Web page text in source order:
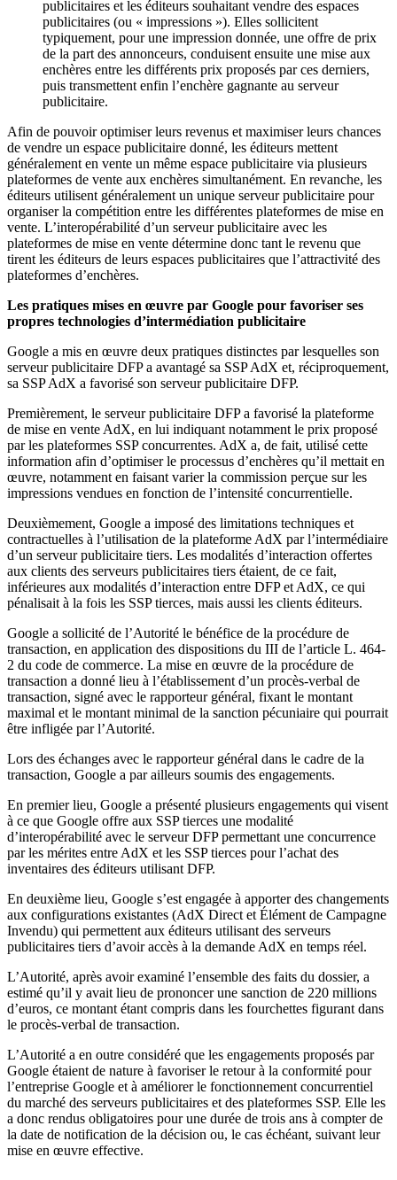
publicitaires et les éditeurs souhaitant vendre des espaces
publicitaires (ou « impressions »). Elles sollicitent
typiquement, pour une impression donnée, une offre de prix
de la part des annonceurs, conduisent ensuite une mise aux
enchères entre les différents prix proposés par ces derniers,
puis transmettent enfin l’enchère gagnante au serveur
publicitaire.
Afin de pouvoir optimiser leurs revenus et maximiser leurs chances
de vendre un espace publicitaire donné, les éditeurs mettent
généralement en vente un même espace publicitaire via plusieurs
plateformes de vente aux enchères simultanément. En revanche, les
éditeurs utilisent généralement un unique serveur publicitaire pour
organiser la compétition entre les différentes plateformes de mise en
vente. L’interopérabilité d’un serveur publicitaire avec les
plateformes de mise en vente détermine donc tant le revenu que
tirent les éditeurs de leurs espaces publicitaires que l’attractivité des
plateformes d’enchères.
Les pratiques mises en œuvre par Google pour favoriser ses
propres technologies d’intermédiation publicitaire
Google a mis en œuvre deux pratiques distinctes par lesquelles son
serveur publicitaire DFP a avantagé sa SSP AdX et, réciproquement,
sa SSP AdX a favorisé son serveur publicitaire DFP.
Premièrement, le serveur publicitaire DFP a favorisé la plateforme
de mise en vente AdX, en lui indiquant notamment le prix proposé
par les plateformes SSP concurrentes. AdX a, de fait, utilisé cette
information afin d’optimiser le processus d’enchères qu’il mettait en
œuvre, notamment en faisant varier la commission perçue sur les
impressions vendues en fonction de l’intensité concurrentielle.
Deuxièmement, Google a imposé des limitations techniques et
contractuelles à l’utilisation de la plateforme AdX par l’intermédiaire
d’un serveur publicitaire tiers. Les modalités d’interaction offertes
aux clients des serveurs publicitaires tiers étaient, de ce fait,
inférieures aux modalités d’interaction entre DFP et AdX, ce qui
pénalisait à la fois les SSP tierces, mais aussi les clients éditeurs.
Google a sollicité de l’Autorité le bénéfice de la procédure de
transaction, en application des dispositions du III de l’article L. 464-
2 du code de commerce. La mise en œuvre de la procédure de
transaction a donné lieu à l’établissement d’un procès-verbal de
transaction, signé avec le rapporteur général, fixant le montant
maximal et le montant minimal de la sanction pécuniaire qui pourrait
être infligée par l’Autorité.
Lors des échanges avec le rapporteur général dans le cadre de la
transaction, Google a par ailleurs soumis des engagements.
En premier lieu, Google a présenté plusieurs engagements qui visent
à ce que Google offre aux SSP tierces une modalité
d’interopérabilité avec le serveur DFP permettant une concurrence
par les mérites entre AdX et les SSP tierces pour l’achat des
inventaires des éditeurs utilisant DFP.
En deuxième lieu, Google s’est engagée à apporter des changements
aux configurations existantes (AdX Direct et Élément de Campagne
Invendu) qui permettent aux éditeurs utilisant des serveurs
publicitaires tiers d’avoir accès à la demande AdX en temps réel.
L’Autorité, après avoir examiné l’ensemble des faits du dossier, a
estimé qu’il y avait lieu de prononcer une sanction de 220 millions
d’euros, ce montant étant compris dans les fourchettes figurant dans
le procès-verbal de transaction.
L’Autorité a en outre considéré que les engagements proposés par
Google étaient de nature à favoriser le retour à la conformité pour
l’entreprise Google et à améliorer le fonctionnement concurrentiel
du marché des serveurs publicitaires et des plateformes SSP. Elle les
a donc rendus obligatoires pour une durée de trois ans à compter de
la date de notification de la décision ou, le cas échéant, suivant leur
mise en œuvre effective.